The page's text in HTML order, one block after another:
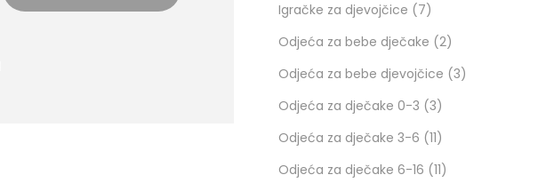
Igračke za djevojčice
7
Odjeća za bebe dječake 2
Odjeća za bebe djevojčice 3
Odjeća za dječake 0-3 3
Odjeća za dječake 3-6 11
Odjeća za dječake 6-16 11